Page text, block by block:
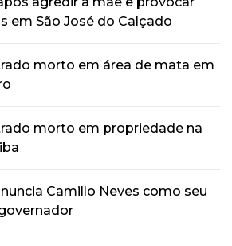
em São José do Calçado
morto em área de mata em
morto em propriedade na
Camillo Neves como seu